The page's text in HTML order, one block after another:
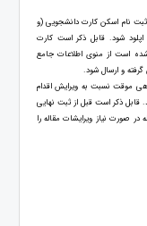
نام اسکن کارت دانشجویی (و
اپلود شود. قابل ذکر است کارت
شده است از منوی اطلاعات جامع
و ارسال شود.
موقت نسبت به ویرایش اقدام
ذکر است قبل از ثبت نهایی
صورت نیاز ویرایشات مقاله را